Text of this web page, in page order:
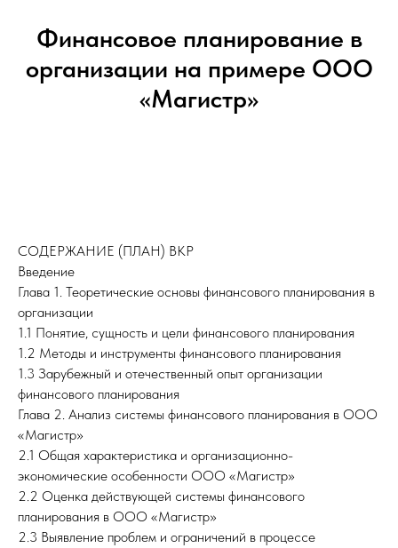
Финансовое планирование в
организации на примере ООО
«Магистр»
СОДЕРЖАНИЕ (ПЛАН) ВКР
Введение
Глава 1. Теоретические основы финансового планирования в
организации
1.1 Понятие, сущность и цели финансового планирования
1.2 Методы и инструменты финансового планирования
1.3 Зарубежный и отечественный опыт организации
финансового планирования
Глава 2. Анализ системы финансового планирования в ООО
«Магистр»
2.1 Общая характеристика и организационно-
экономические особенности ООО «Магистр»
2.2 Оценка действующей системы финансового
планирования в ООО «Магистр»
2.3 Выявление проблем и ограничений в процессе